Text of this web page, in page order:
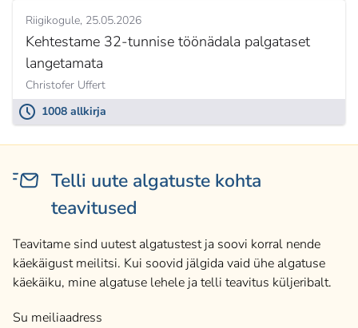
Riigikogule 25.05.2026
Kehtestame 32-tunnise töönädala palgataset
langetamata
Christofer Uffert
1008 allkirja
Telli uute algatuste kohta
teavitused
Teavitame sind uutest algatustest ja soovi korral nende
käekäigust meilitsi. Kui soovid jälgida vaid ühe algatuse
käekäiku, mine algatuse lehele ja telli teavitus küljeribalt.
Su meiliaadress